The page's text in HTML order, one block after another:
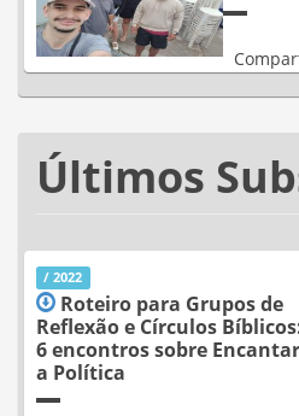
Últimos
/ 2022
Roteiro para Grupos de
Reflexão e Círculos
6 encontros sobre Encantar
a Política